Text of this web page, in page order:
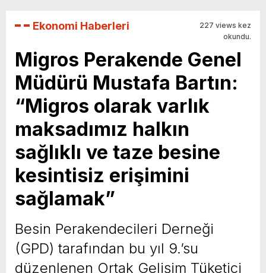
Ekonomi Haberleri
227 views kez
okundu.
Migros Perakende Genel
Müdürü Mustafa Bartın:
“Migros olarak varlık
maksadımız halkın
sağlıklı ve taze besine
kesintisiz erişimini
sağlamak”
Besin Perakendecileri Derneği
(GPD) tarafından bu yıl 9.’su
düzenlenen Ortak Gelişim Tüketici